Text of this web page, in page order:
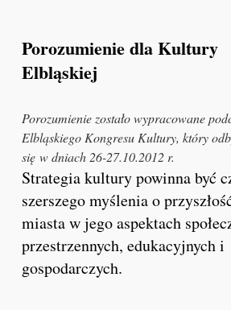
Porozumienie dla Kultury
Elbląskiej
Porozumienie zostało wypracowane
Elbląskiego Kongresu Kultury, który
sięw dniach 26-27.10.2012 r.
Strategia kultury powinna być
szerszego myślenia o
miasta w jego aspektach
przestrzennych, edukacyjnych i
gospodarczych.